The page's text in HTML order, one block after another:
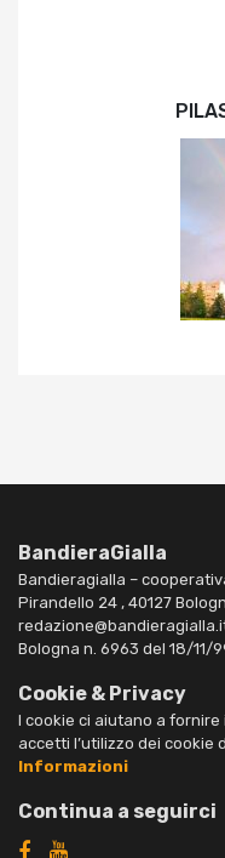
BandieraGialla
Bandieragialla –
Pirandello 24 , 40127
Bologna n. 6963 del 18/11/
Cookie & Privacy
I cookie ci aiutano a
accetti l’utilizzo dei cookie
Informazioni
Continua a seguirci